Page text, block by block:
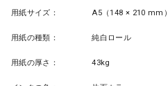
用紙サイズ： A5（148 × 210 mm）
用紙の種類： 純白ロール
用紙の厚さ： 43kg